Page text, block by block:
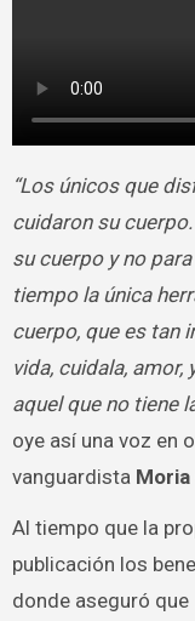
“Los únicos que
cuidaron su
su cuerpo y no
tiempo la única
cuerpo, que es tan
vida, cuidala,
aquel que no tiene
oye así una voz en
vanguardista Moria
Al tiempo que la
publicación los
donde aseguró que